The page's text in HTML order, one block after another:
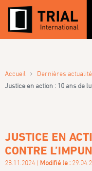
Accueil › Dernières
Justice en action : 10 ans de
JUSTICE EN
CONTRE
28.11.2024 ( Modifié le :